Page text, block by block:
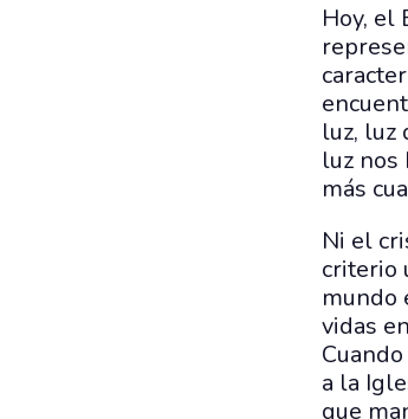
Hoy, el
luz, luz
luz nos
más
Ni el
criterio
mundo
vidas
a la
que